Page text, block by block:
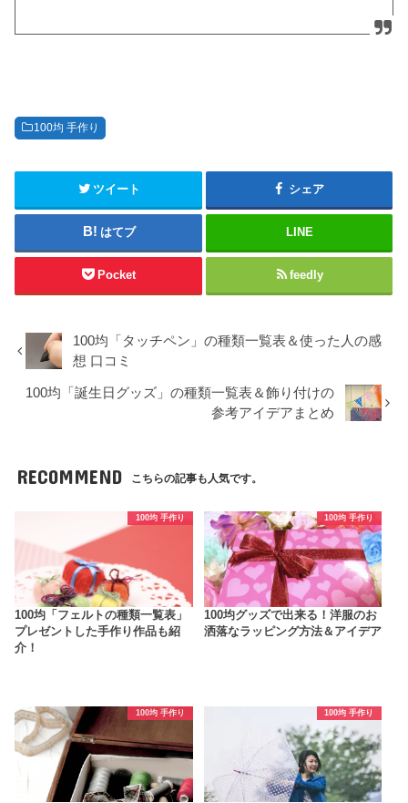
100均 手作り
ツイート シェア
はてブ LINE
Pocket feedly
100均「タッチペン」の種類一覧表＆使った人の感
想 口コミ
100均「誕生日グッズ」の種類一覧表＆飾り付けの
参考アイデアまとめ
RECOMMEND こちらの記事も人気です。
100均 手作り
100均「フェルトの種類一覧表」
プレゼントした手作り作品も紹
介！
100均 手作り
100均グッズで出来る！洋服のお
洒落なラッピング方法＆アイデア
100均 手作り 100均 手作り